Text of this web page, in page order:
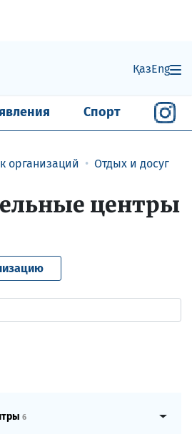
ҚазEng
Спорт
организаций Отдых и досуг
центры
6